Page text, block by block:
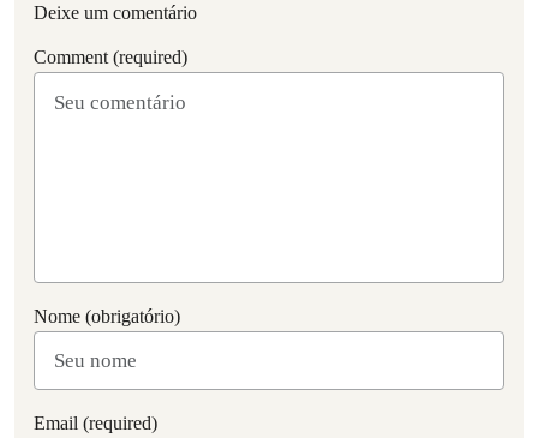
Deixe um comentário
Comment (required)
Nome (obrigatório)
Email (required)